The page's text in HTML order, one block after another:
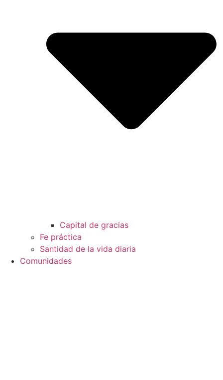
Capital de gracias
Fe práctica
Santidad de la vida diaria
Comunidades